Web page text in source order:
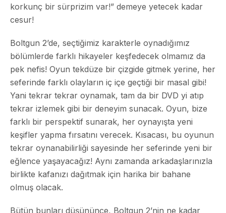
korkunç bir sürprizim var!” demeye yetecek kadar
cesur!
Boltgun 2’de, seçtiğimiz karakterle oynadığımız
bölümlerde farklı hikayeler keşfedecek olmamız da
pek nefis! Oyun tekdüze bir çizgide gitmek yerine, her
seferinde farklı olayların iç içe geçtiği bir masal gibi!
Yani tekrar tekrar oynamak, tam da bir DVD yi atıp
tekrar izlemek gibi bir deneyim sunacak. Oyun, bize
farklı bir perspektif sunarak, her oynayışta yeni
keşifler yapma fırsatını verecek. Kısacası, bu oyunun
tekrar oynanabilirliği sayesinde her seferinde yeni bir
eğlence yaşayacağız! Aynı zamanda arkadaşlarınızla
birlikte kafanızı dağıtmak için harika bir bahane
olmuş olacak.
Bütün bunları düşününce, Boltgun 2’nin ne kadar